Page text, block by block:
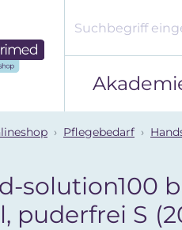
Pflegebedarf
solution100
puderfrei S